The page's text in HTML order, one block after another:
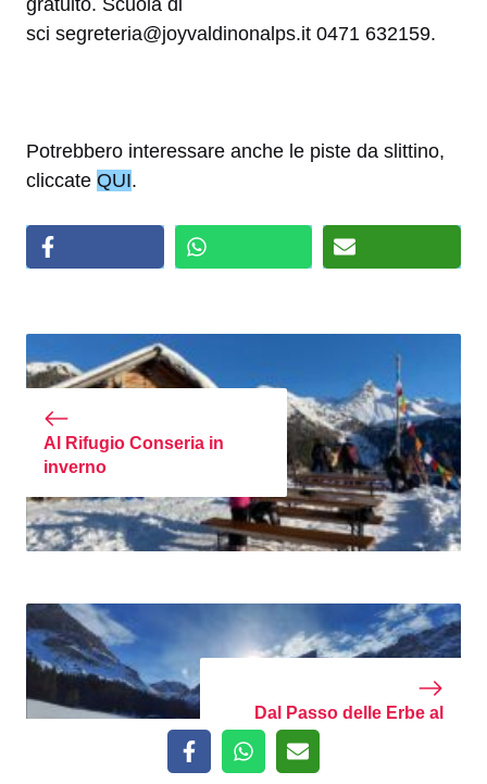
gratuito. Scuola di
sci segreteria@joyvaldinonalps.it 0471 632159.
Potrebbero interessare anche le piste da slittino,
cliccate QUI.
Al Rifugio Conseria in
inverno
Dal Passo delle Erbe al